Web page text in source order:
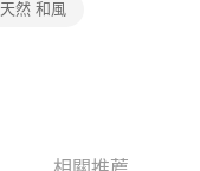
天然 和風